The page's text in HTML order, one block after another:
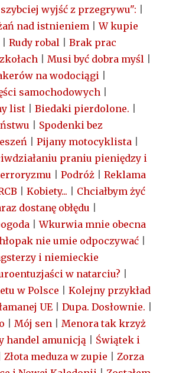
wyjść z przegrywu":
nad istnieniem |W kupie
Rudy robal
Brak prac
Musi być dobra myśl
na wodociągi
samochodowych
list
Biedaki pierdolone.
Spodenki bez
Pijany motocyklista
praniu pieniędzy i
Podróż
Reklama
Kobiety...
Chciałbym żyć
dostanę obłędu
|Wkurwia mnie obecna
nie umie odpoczywać
i niemieckie
w natarciu?
w Polsce
Kolejny przykład
UE
Dupa. Dosłownie.
Mój sen
Menora tak krzyż
handel amunicją
Świątek i
Złota meduza w zupie
Zorza